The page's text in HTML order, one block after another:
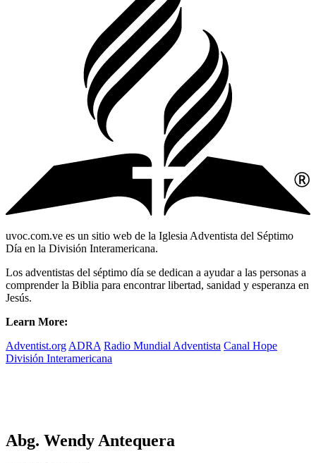
uvoc.com.ve es un sitio web de la Iglesia Adventista del Séptimo
Día en la División Interamericana.
Los adventistas del séptimo día se dedican a ayudar a las personas a
comprender la Biblia para encontrar libertad, sanidad y esperanza en
Jesús.
Learn More:
Adventist.org ADRA Radio Mundial Adventista Canal Hope
División Interamericana
Abg. Wendy Antequera